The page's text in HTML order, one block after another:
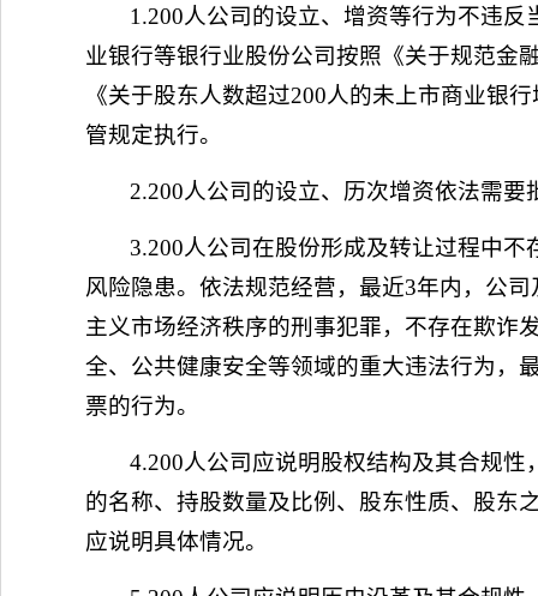
1.200人公司的设立、增资等行为不违
业银行等银行业股份公司按照《关于规范金
《关于股东人数超过200人的未上市商业银
管规定执行。
2.200人公司的设立、历次增资依法需
3.200人公司在股份形成及转让过程中
风险隐患。依法规范经营，最近3年内，公
主义市场经济秩序的刑事犯罪，不存在欺诈
全、公共健康安全等领域的重大违法行为，
票的行为。
4.200人公司应说明股权结构及其合规
的名称、持股数量及比例、股东性质、股东
应说明具体情况。